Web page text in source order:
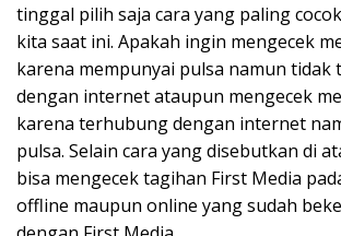
tinggal pilih saja cara yang paling
kita saat ini. Apakah ingin mengecek
karena mempunyai pulsa namun tidak
dengan internet ataupun mengecek
karena terhubung dengan internet
pulsa. Selain cara yang disebutkan di
bisa mengecek tagihan First Media
offline maupun online yang sudah